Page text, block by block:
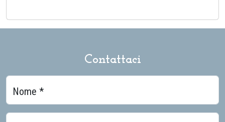
Contattaci
Nome *